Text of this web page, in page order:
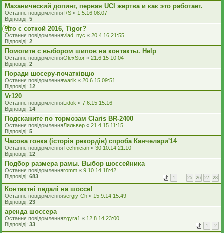
Маханический допинг, первая UCI жертва и как это работает.
Останнє повідомленняI+S « 1.5.16 08:07
Відповіді: 5
Что с соткой 2016, Tigor?
Останнє повідомленняvlad_nyc « 20.4.16 21:55
Відповіді: 2
Помогите с выбором шипов на контакты. Help
Останнє повідомленняOlexStor « 21.6.15 10:04
Відповіді: 2
Поради шосеру-початківцю
Останнє повідомленняwarik « 20.6.15 09:51
Відповіді: 12
Vr120
Останнє повідомленняLidok « 7.6.15 15:16
Відповіді: 14
Подскажите по тормозам Claris BR-2400
Останнє повідомленняЛяльвер « 21.4.15 11:15
Відповіді: 5
Часова гонка (історія рекордів) спроба Канчелари'14
Останнє повідомленняTechnician « 30.10.14 21:10
Відповіді: 12
Подбор размера рамы. Выбор шоссейника
Останнє повідомленняromm « 9.10.14 18:42
Відповіді: 683 1 … 25 26 27 28
Контактні педалі на шоссе!
Останнє повідомленняsergiy-Ch « 15.9.14 15:49
Відповіді: 23
аренда шоссера
Останнє повідомленняzgyra1 « 12.8.14 23:00
Відповіді: 33 1 2